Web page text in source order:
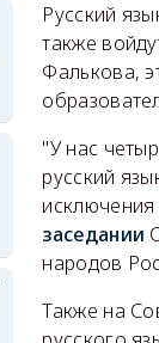
Русский
также
Фалькова,
"У нас
русский
заседании
народов
Также на